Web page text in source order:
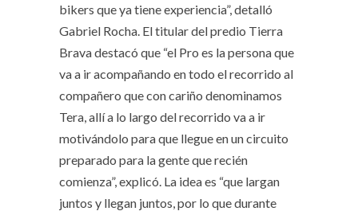
bikers que ya tiene experiencia”, detalló
Gabriel Rocha. El titular del predio Tierra
Brava destacó que “el Pro es la persona que
va a ir acompañando en todo el recorrido al
compañero que con cariño denominamos
Tera, allí a lo largo del recorrido va a ir
motivándolo para que llegue en un circuito
preparado para la gente que recién
comienza”, explicó. La idea es “que largan
juntos y llegan juntos, por lo que durante